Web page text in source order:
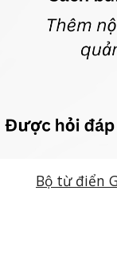
Bộ từ điển